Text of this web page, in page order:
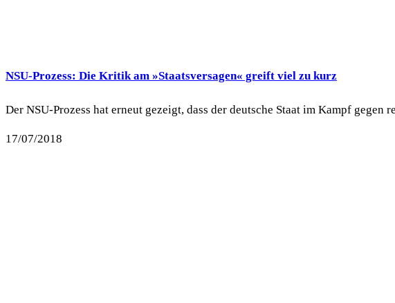
NSU-Prozess: Die Kritik am »Staatsversagen« greift viel zu kurz
Der NSU-Prozess hat erneut gezeigt, dass der deutsche Staat im Kampf gegen
17/07/2018